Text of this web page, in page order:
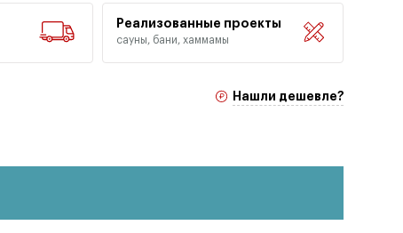
Реализованные проекты
сауны, бани, хаммамы
Нашли дешевле?